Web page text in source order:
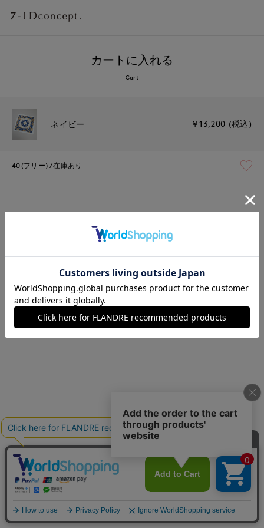
カートに入れる
Cart
ネイビー ￥13,200 (税込)
40(フリー) 在庫あり